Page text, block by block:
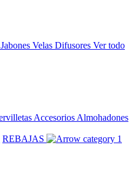
Jabones Velas Difusores Ver todo
Accesorios Almohadones
REBAJAS